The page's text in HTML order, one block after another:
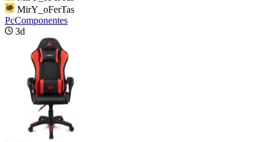
MirY_oFerTas
PcComponentes
3d